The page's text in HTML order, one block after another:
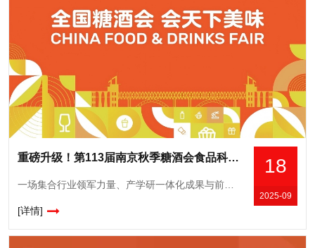
18
2025-09
重磅升级！第113届南京秋季糖酒会食品科技成果展掀起产学研融合新浪潮
[详情]